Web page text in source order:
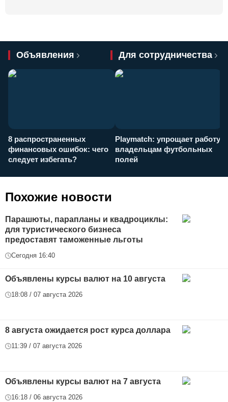
Объявления Для сотрудничества
8 распространенных
финансовых ошибок: чего
следует избегать?
Playmatch: упрощает работу
владельцам футбольных
полей
Похожие новости
Парашюты, парапланы и квадроциклы:
для туристического бизнеса
предоставят таможенные льготы
Сегодня 16:40
Объявлены курсы валют на 10 августа
18:08 / 07 августа 2026
8 августа ожидается рост курса доллара
11:39 / 07 августа 2026
Объявлены курсы валют на 7 августа
16:18 / 06 августа 2026